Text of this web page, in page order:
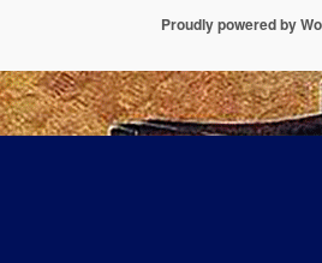
Proudly powered by